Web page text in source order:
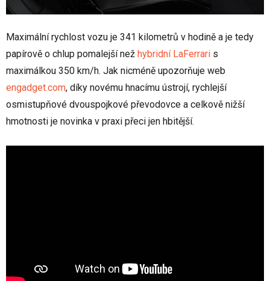
Maximální rychlost vozu je 341 kilometrů v hodině a je tedy
papírově o chlup pomalejší než hybridní LaFerrari s
maximálkou 350 km/h. Jak nicméně upozorňuje web
engadget.com, díky novému hnacímu ústrojí, rychlejší
osmistupňové dvouspojkové převodovce a celkově nižší
hmotnosti je novinka v praxi přeci jen hbitější.